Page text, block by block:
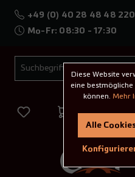
+49 (0) 40 28 48 48 220
Mo-Fr: 08:30 - 17:30
Diese Website
eine bestmögliche
können. Mehr
Alle